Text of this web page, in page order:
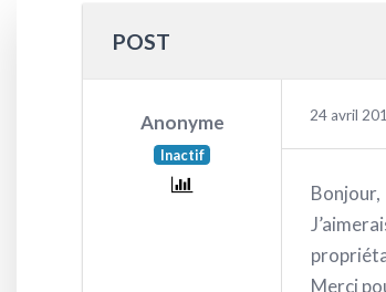
POST
Anonyme
Inactif
24 avril
Bonjour,
Merci